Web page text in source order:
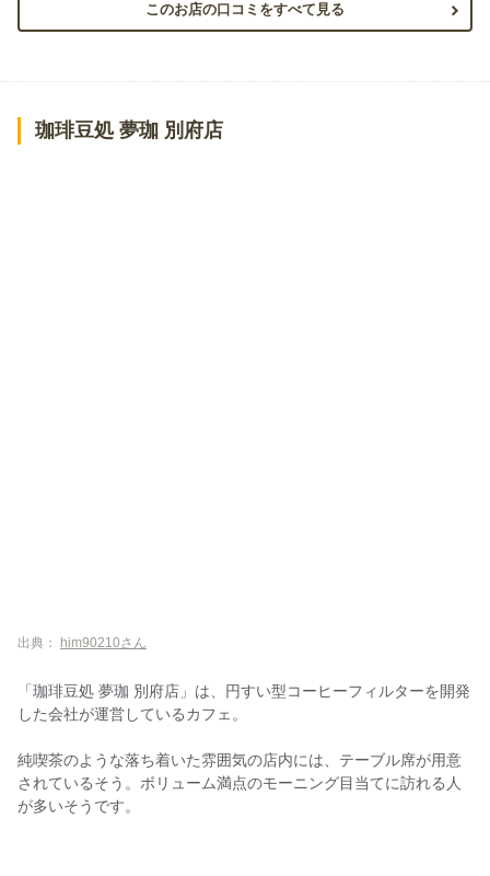
このお店の口コミをすべて見る
珈琲豆処 夢珈 別府店
出典： him90210さん
「珈琲豆処 夢珈 別府店」は、円すい型コーヒーフィルターを開発
した会社が運営しているカフェ。
純喫茶のような落ち着いた雰囲気の店内には、テーブル席が用意
されているそう。ボリューム満点のモーニング目当てに訪れる人
が多いそうです。